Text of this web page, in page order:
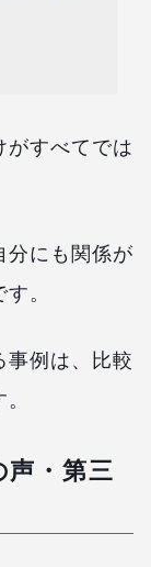
がすべてでは
分にも関係が
。
事例は、比較
・第三